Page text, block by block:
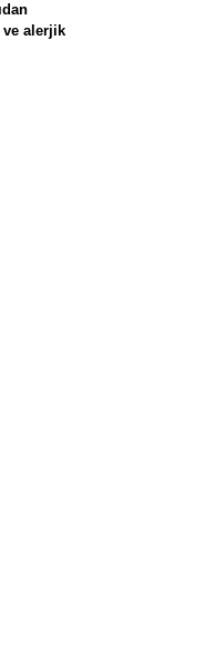
ve alerjik